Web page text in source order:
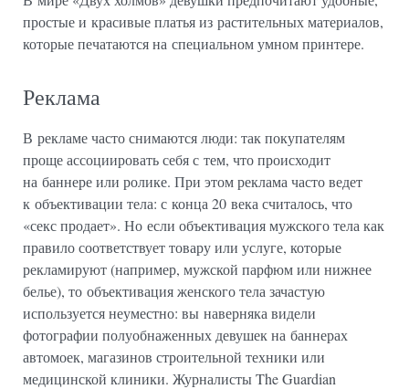
простые и красивые платья из растительных материалов,
которые печатаются на специальном умном принтере.
Реклама
В рекламе часто снимаются люди: так покупателям
проще ассоциировать себя с тем, что происходит
на баннере или ролике. При этом реклама часто ведет
к объективации тела: с конца 20 века считалось, что
«секс продает». Но если объективация мужского тела как
правило соответствует товару или услуге, которые
рекламируют (например, мужской парфюм или нижнее
белье), то объективация женского тела зачастую
используется неуместно: вы наверняка видели
фотографии полуобнаженных девушек на баннерах
автомоек, магазинов строительной техники или
медицинской клиники. Журналисты The Guardian